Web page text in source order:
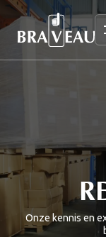
Onze kennis en